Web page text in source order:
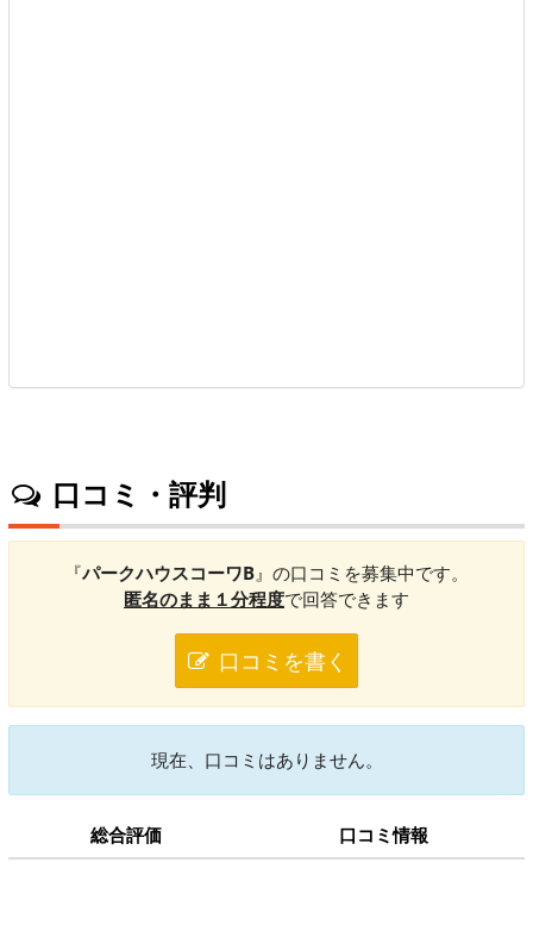
口コミ・評判
『パークハウスコーワB』の口コミを募集中です。
匿名のまま１分程度で回答できます
口コミを書く
現在、口コミはありません。
総合評価 口コミ情報